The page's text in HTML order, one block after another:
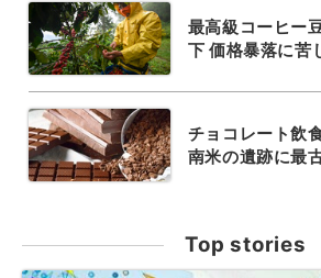
最高級コーヒー
下 価格暴落に苦
チョコレート飲
南米の遺跡に最
Top stories